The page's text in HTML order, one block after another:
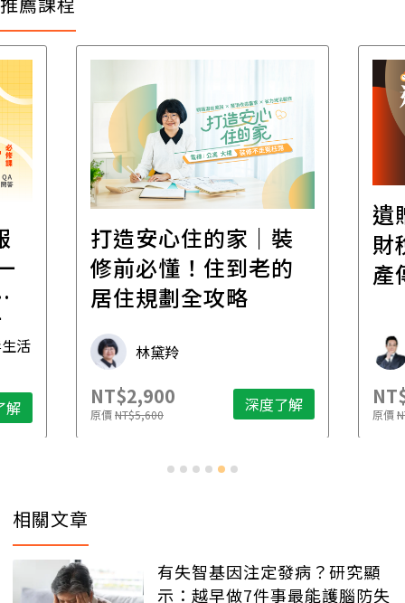
解
遺贈稅規劃直播課│
財稅專家親授，讓資
產傳承更有效率
財稅專家 朱家棟
NT$2,500
原價NT$4,888 深度了解
百
經
原價
相關文章
有失智基因注定發病？研究顯
示：越早做7件事最能護腦防失